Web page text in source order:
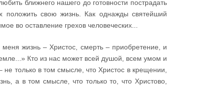
ближнего нашего до готовности пострадать
свою жизнь. Как однажды святейший
во оставление грехов человеческих...
жизнь – Христос, смерть – приобретение, и
Кто из нас может всей душой, всем умом и
только в том смысле, что Христос в крещении,
а в том смысле, что только то, что Христово,